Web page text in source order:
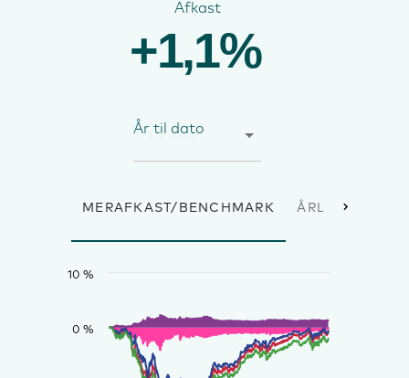
Afkast
+1,1%
År til dato
MERAFKAST/BENCHMARK ÅRLIGE
0 %
10 %